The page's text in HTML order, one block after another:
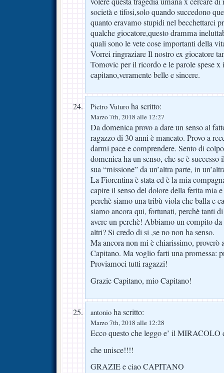
società e tifosi,solo quando succedono
quanto eravamo stupidi nel becchettarci
qualche giocatore,questo dramma
quali sono le vete cose importanti della
Vorrei ringraziare Il nostro ex giocatore
Tomovic per il ricordo e le parole spese x
capitano,veramente belle e sincere.
Pietro Vuturo ha scritto:
Marzo 7th, 2018 alle 12:27
Da domenica provo a dare un senso al
ragazzo di 30 anni è mancato. Provo a
darmi pace e comprendere. Sento di
domenica ha un senso, che se è
sua “missione” da un’altra parte, in
La Fiorentina è stata ed è la mia
capire il senso del dolore della ferita mia
perchè siamo una tribù viola che balla e
siamo ancora qui, fortunati, perchè tanti
avere un perchè! Abbiamo un compito
altri? Si credo di si ,se no non ha senso.
Ma ancora non mi è chiarissimo, proverò
Capitano. Ma voglio farti una promessa:
Proviamoci tutti ragazzi!
Grazie Capitano, mio Capitano!
antonio ha scritto:
Marzo 7th, 2018 alle 12:28
Ecco questo che leggo e’ il MIRACOLO
che unisce!!!!
GRAZIE e ciao CAPITANO